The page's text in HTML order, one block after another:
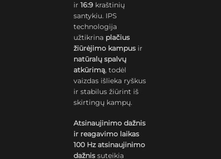
ir16:9 kraštinių
santykiu. IPS
technologija
užtikrina plačius
žiūrėjimo kampus ir
natūralų spalvų
atkūrimą, todėl
vaizdas išlieka ryškus
ir stabilus žiūrint iš
skirtingų kampų.
Atsinaujinimo dažnis
ir reagavimo laikas
100 Hz atsinaujinimo
dažnis suteikia